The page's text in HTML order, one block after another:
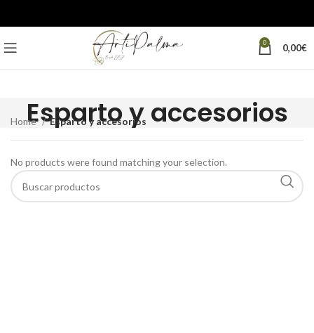
0 0,00€
Esparto y accesorios
Home Esparto y accesorios
No products were found matching your selection.